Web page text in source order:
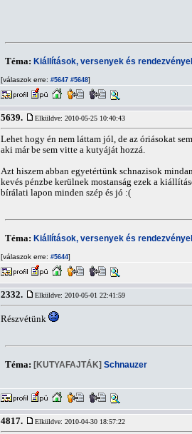
Téma: Kiállítások, versenyek és
[válaszok erre: #5647 #5648]
5639. Elküldve: 2010-05-25 10:40:43
Lehet hogy én nem láttam jól, de az óriásokat
aki már be sem vitte a kutyáját hozzá.
Azt hiszem abban egyetértünk schnazisok
kevés pénzbe kerülnek mostanság ezek a
bírálati lapon minden szép és jó :(
Téma: Kiállítások, versenyek és
[válaszok erre: #5644]
2332. Elküldve: 2010-05-01 22:41:59
Részvétünk
Téma: [KUTYAFAJTÁK] Schnauzer
4817. Elküldve: 2010-04-30 18:57:22